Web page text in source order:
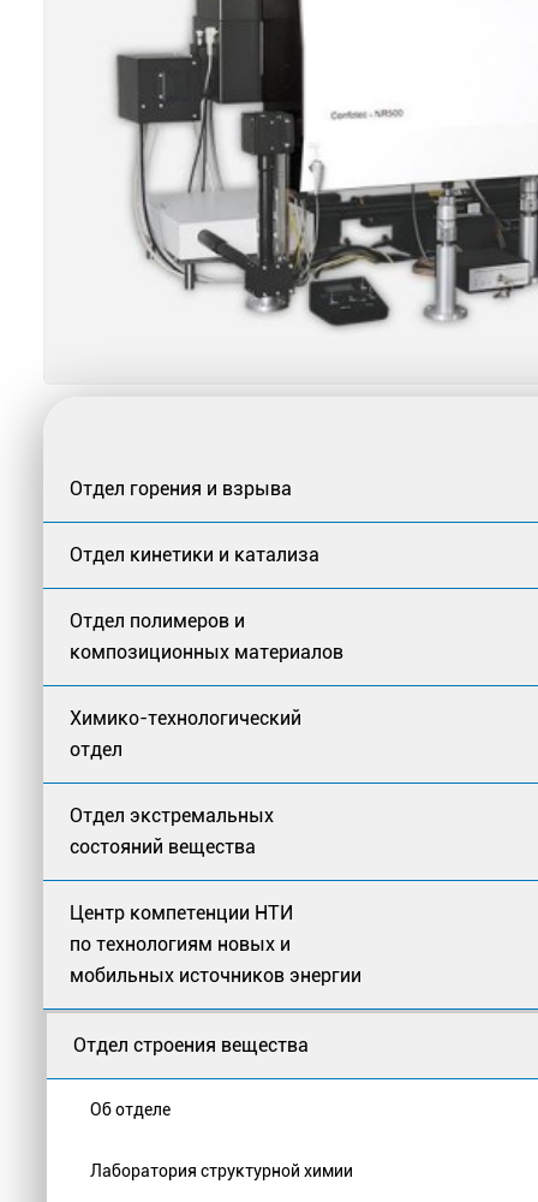
Отдел горения и взрыва
Отдел кинетики и катализа
Отдел полимеров и
композиционных материалов
Химико-технологический
отдел
Отдел экстремальных
состояний вещества
Центр компетенции НТИ
по технологиям новых и
мобильных источников энергии
Отдел строения вещества
Об отделе
Лаборатория структурной химии